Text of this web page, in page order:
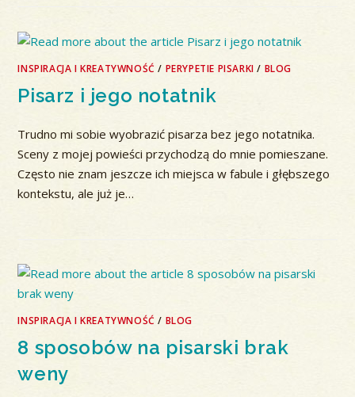
INSPIRACJA I KREATYWNOŚĆ / PERYPETIE PISARKI / BLOG
Pisarz i jego notatnik
Trudno mi sobie wyobrazić pisarza bez jego notatnika.
Sceny z mojej powieści przychodzą do mnie pomieszane.
Często nie znam jeszcze ich miejsca w fabule i głębszego
kontekstu, ale już je…
INSPIRACJA I KREATYWNOŚĆ / BLOG
8 sposobów na pisarski brak
weny